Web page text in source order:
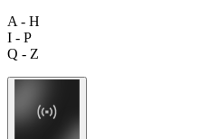
A - H
I - P
Q - Z